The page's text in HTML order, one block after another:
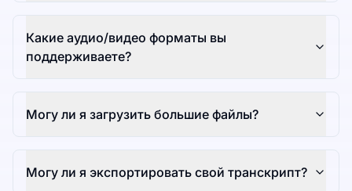
Какие аудио/видео форматы вы
поддерживаете?
Могу ли я загрузить большие файлы?
Могу ли я экспортировать свой транскрипт?